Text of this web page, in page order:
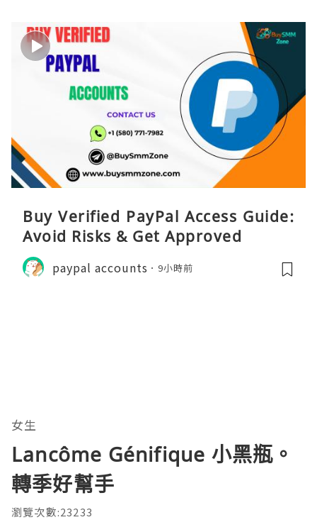
Buy Verified PayPal Access Guide:
Avoid Risks & Get Approved
paypal accounts 9小時前
女生
Lancôme Génifique 小黑瓶。
轉季好幫手
瀏覽次數:23233